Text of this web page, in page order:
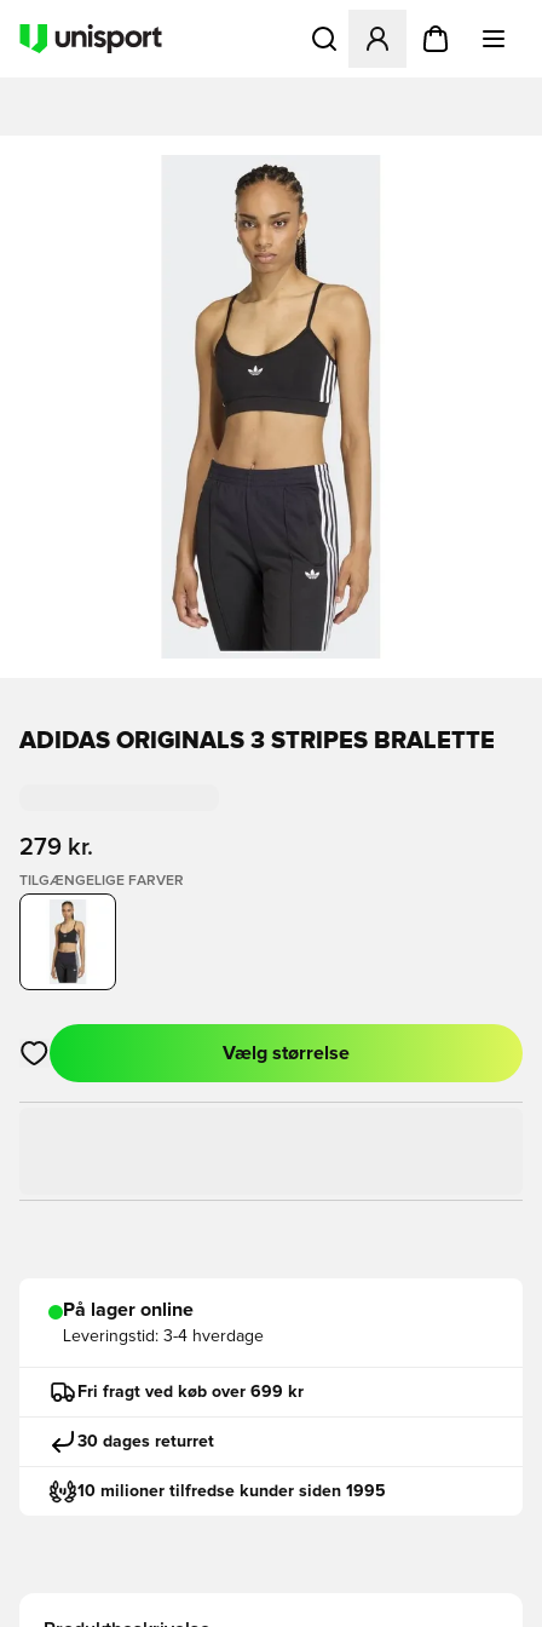
Åbner en Modal til at
ADIDAS ORIGINALS 3 STRIPES BRALETTE
279 kr.
TILGÆNGELIGE FARVER
Åbner en Modal til at logge ind eller tilmelde dig som medlem
Vælg størrelse
På lager online
Leveringstid: 3-4 hverdage
Fri fragt ved køb over 699 kr
30 dages returret
10 milioner tilfredse kunder siden 1995